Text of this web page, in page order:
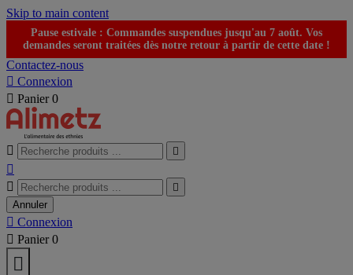
Skip to main content
Pause estivale : Commandes suspendues jusqu'au 7 août. Vos
demandes seront traitées dès notre retour à partir de cette date !
Contactez-nous
 Connexion
 Panier 0
 



Annuler
 Connexion
 Panier 0
